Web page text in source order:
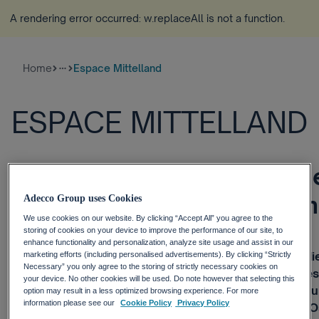
A rendering error occurred: w.replaceAll is not a function
Home more_horiz Espace Mittelland
ESPACE MITTELLAND
Espace Mittelland: +13%
Stellenausschreibungen
Quartal 2019
Zürich, 4. Juli 2019 – Im Espace Mittelland schreiben
zweiten Quartal 2019 mehr Stellen aus als im
liegt über dem gesamtschweizerischen Durchschnitt
interregionalen Vergleich der zweitstärkste nach der
Adecco Group uses Cookies
We use cookies on our website. By clicking “Accept All” you agree to the
storing of cookies on your device to improve the performance of our site, to
enhance functionality and personalization, analyze site usage and assist in our
marketing efforts (including personalised advertisements). By clicking “Strictly
Necessary” you only agree to the storing of strictly necessary cookies on
your device. No other cookies will be used. Do note however that selecting this
option may result in a less optimized browsing experience. For more
information please see our
Cookie Policy Privacy Policy